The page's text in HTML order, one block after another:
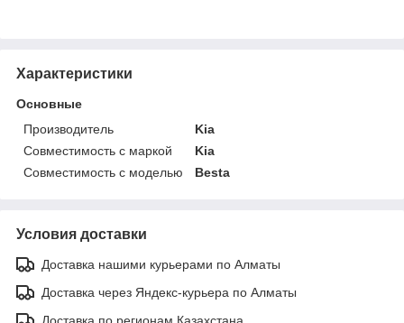
Характеристики
Основные
Производитель
Kia
Совместимость с маркой
Kia
Совместимость с моделью
Besta
Условия доставки
Доставка нашими курьерами по Алматы
Доставка через Яндекс-курьера по Алматы
Доставка по регионам Казахстана